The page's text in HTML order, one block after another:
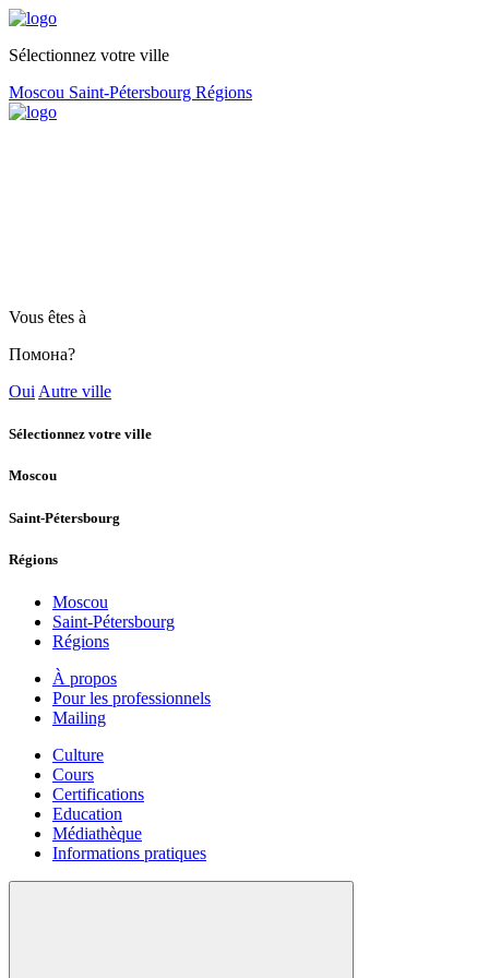
Sélectionnez votre ville
Moscou Saint-Pétersbourg Régions
Vous êtes à
Помона?
Oui Autre ville
Sélectionnez votre ville
Moscou
Saint-Pétersbourg
Régions
Moscou
Saint-Pétersbourg
Régions
À propos
Pour les professionnels
Mailing
Culture
Cours
Certifications
Education
Médiathèque
Informations pratiques